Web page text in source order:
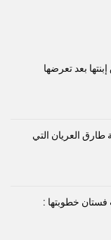
بعد تعرضها
العريان التي
فستان خطوبتها :